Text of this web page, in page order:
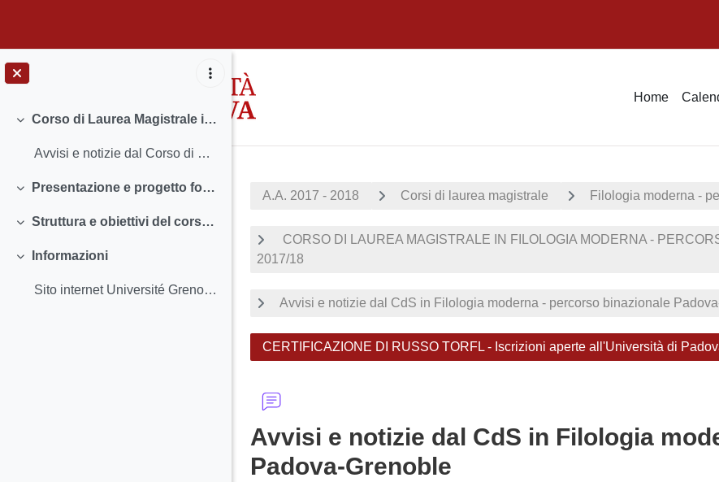
Home
Minimizza
Corso di Laurea Magistrale in Filologia moderna - percorso binazionale Padova-Grenoble
Avvisi e notizie dal Corso di Studio Insegnamenti...
Minimizza
Presentazione e progetto formativo del corso di studi
Minimizza
Struttura e obiettivi del corso di studi
Minimizza
Informazioni
Sito internet Université Grenoble Alpes Universit...
A.A. 2017 - 2018 Corsi di laurea magistrale Filologia moderna -
CORSO DI LAUREA MAGISTRALE IN FILOLOGIA MODERNA -
2017/18
Avvisi e notizie dal CdS in Filologia moderna - percorso binazionale
CERTIFICAZIONE DI RUSSO TORFL - Iscrizioni aperte all'Università di
Avvisi e notizie dal CdS in Filologia
Padova-Grenoble